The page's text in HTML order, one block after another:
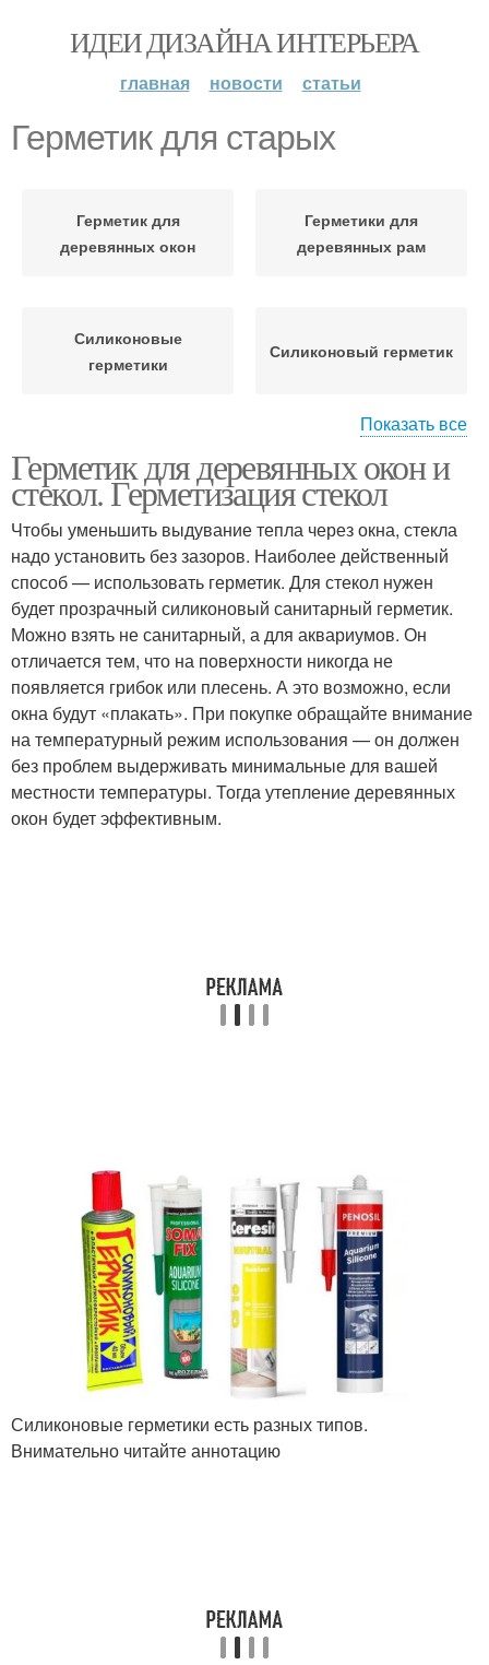
ИДЕИ ДИЗАЙНА ИНТЕРЬЕРА
главная новости статьи
Герметик для старых
Герметик для
деревянных окон
Герметики для
деревянных рам
Силиконовые
герметики
Силиконовый герметик
Герметик для окон
Показать все
Герметик для деревянных окон и
стекол. Герметизация стекол
Чтобы уменьшить выдувание тепла через окна, стекла
надо установить без зазоров. Наиболее действенный
способ — использовать герметик. Для стекол нужен
будет прозрачный силиконовый санитарный герметик.
Можно взять не санитарный, а для аквариумов. Он
отличается тем, что на поверхности никогда не
появляется грибок или плесень. А это возможно, если
окна будут «плакать». При покупке обращайте внимание
на температурный режим использования — он должен
без проблем выдерживать минимальные для вашей
местности температуры. Тогда утепление деревянных
окон будет эффективным.
Силиконовые герметики есть разных типов.
Внимательно читайте аннотацию